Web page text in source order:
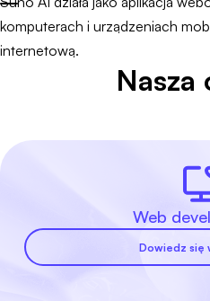
komputerach i urządzeniach
internetową.
Nasza
Web
Dowiedz się